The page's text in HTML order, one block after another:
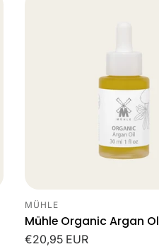
Leverancier:
MÜHLE
Mühle Organic Argan
Normale
€20,95 EUR